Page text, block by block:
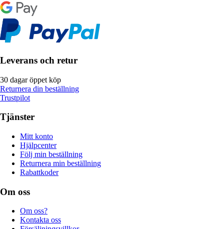
Leverans och retur
30 dagar öppet köp
Returnera din beställning
Trustpilot
Tjänster
Mitt konto
Hjälpcenter
Följ min beställning
Returnera min beställning
Rabattkoder
Om oss
Om oss?
Kontakta oss